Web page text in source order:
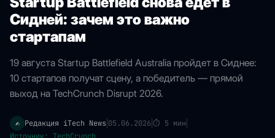
Сидней: зачем это важно
стартапам
19 августа Startup Battlefield Australia пройдет в Сиднее:
10 стартапов получат сцену, а победитель — прямой
выход на TechCrunch Disrupt 2026.
✍️ Редакция iTech News 05.06.2026⏱ 5 мин